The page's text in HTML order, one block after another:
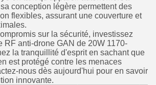
conception légère permettent des
flexibles, assurant une couverture et
sur la sécurité, investissez
RF anti-drone GAN de 20W 1170-
la tranquillité d'esprit en sachant que
est protégé contre les menaces
nous dès aujourd'hui pour en savoir
innovante.